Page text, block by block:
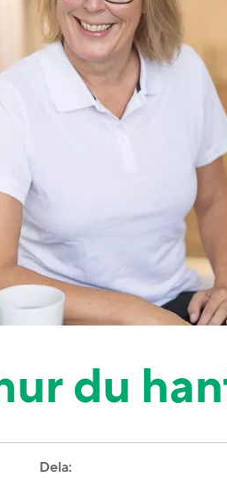
du
Dela: